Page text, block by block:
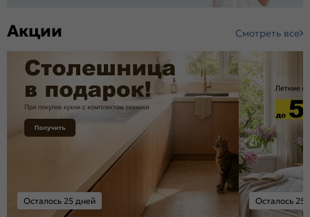
Акции Смотреть все
Осталось 25 дней Осталось 25